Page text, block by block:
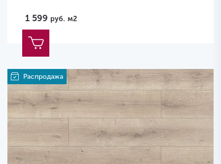
1 599 руб. м2
Распродажа